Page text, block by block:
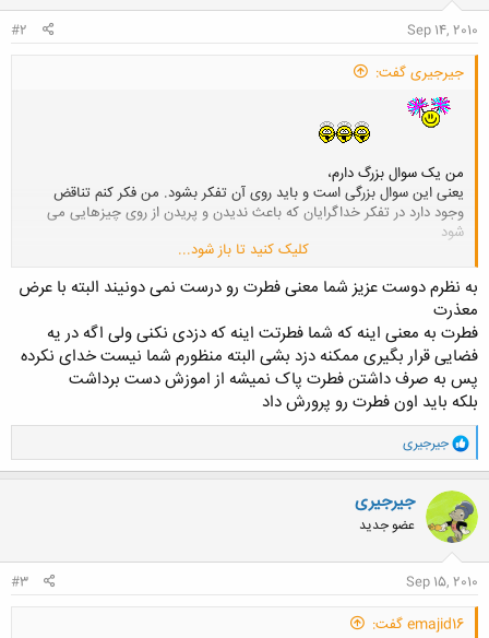
Sep 14, 2010
#2
جیرجیری گفت:
من یک سوال بزرگ دارم،
یعنی این سوال بزرگی است و باید روی آن تفکر بشود. من فکر کنم تناقض
وجود دارد در تفکر خداگرایان که باعث ندیدن و پریدن از روی چیزهایی می
شود
است این فطرت در کودکی هست در همه ی انسان ها و باعث خداجویی می
شود خوب اگر چنین است چرا به کودکان آموزش دینی و مذهبی می دهید ؟
کلیک کنید تا باز شود...
به نظرم دوست عزیز شما معنی فطرت رو درست نمی دونیند البته با عرض
معذرت
فطرت به معنی اینه که شما فطرتت اینه که دزدی نکنی ولی اگه در یه
فضایی قرار بگیری ممکنه دزد بشی البته منظورم شما نیست خدای نکرده
پس به صرف داشتن فطرت پاک نمیشه از اموزش دست برداشت
بلکه باید اون فطرت رو پرورش داد
و
ا
ک
ن
ش
ه
ا
جیرجیری
جیرجیری
عضو جدید
Sep 15, 2010
#3
emajid16 گفت: